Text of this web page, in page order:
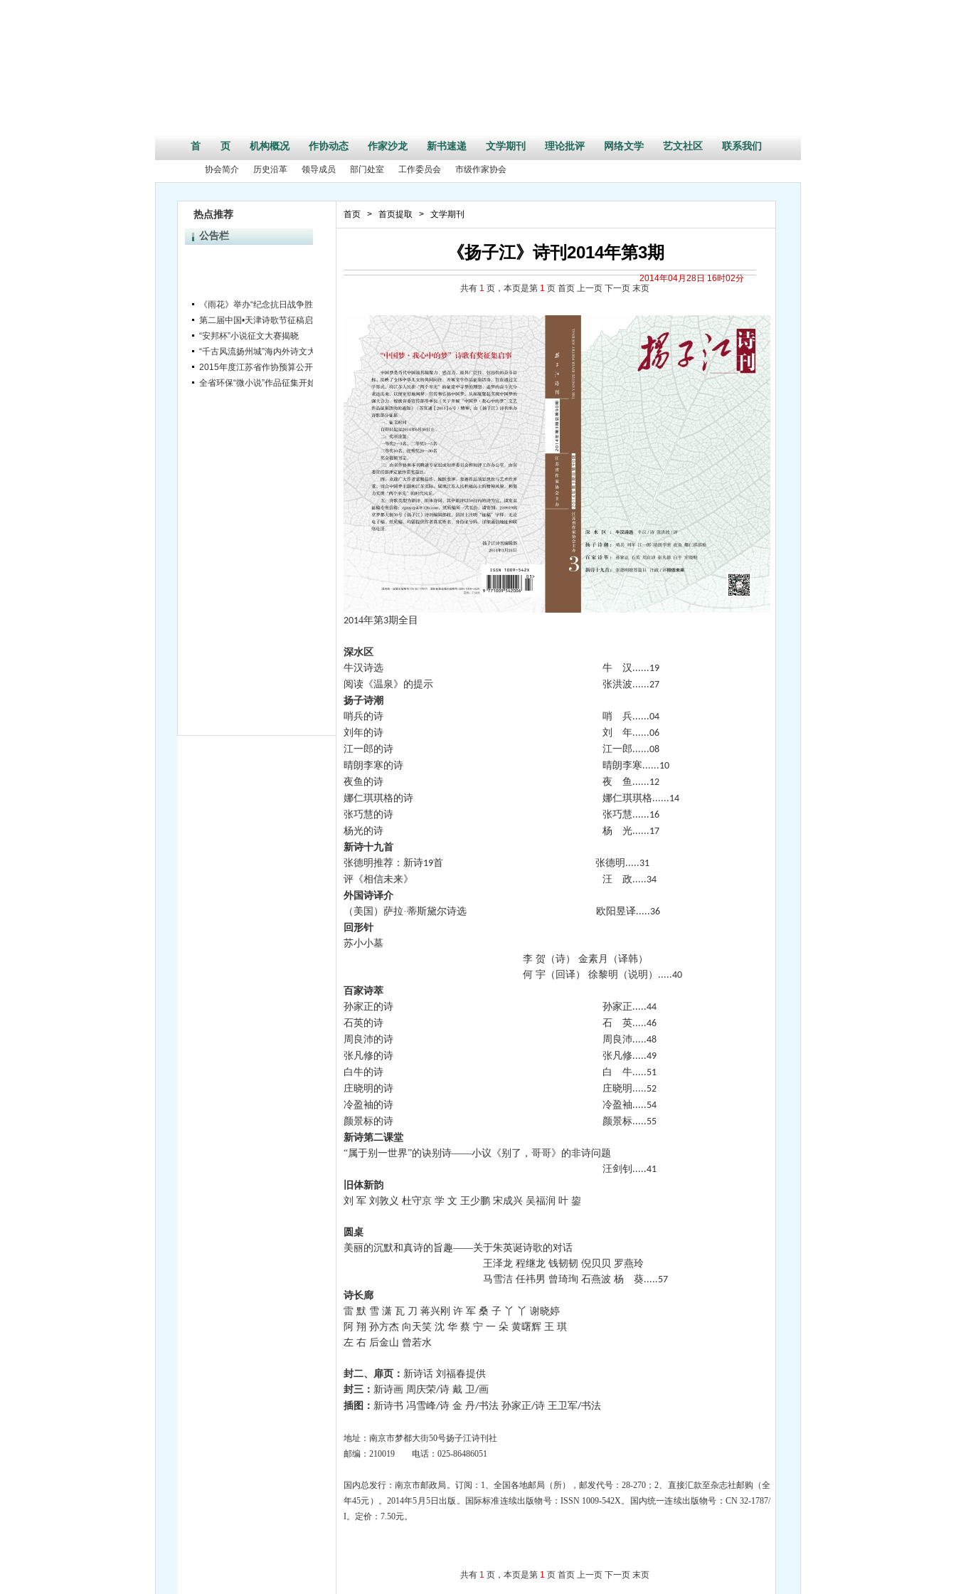
首 页 机构概况 作协动态 作家沙龙 新书速递 文学期刊 理论批评 网络文学 艺文社区 联系我们
协会简介 历史沿革 领导成员 部门处室 工作委员会 市级作家协会
热点推荐
公告栏
第二届中国•天津诗歌节征稿启事
“安邦杯”小说征文大赛揭晓
宿迁市文学院引进高层次文学人才简章（第2号）
首页 > 首页提取 > 文学期刊
《扬子江》诗刊2014年第3期
2014年04月28日 16时02分
共有 1 页，本页是第 1 页 首页 上一页 下一页 末页
2014年第3期全目
深水区
牛汉诗选 牛 汉 ......19
阅读《温泉》的提示 张洪波......27
扬子诗潮
哨兵的诗 哨 兵......04
刘年的诗 刘 年......06
江一郎的诗 江一郎......08
晴朗李寒的诗 晴朗李寒......10
夜鱼的诗 夜 鱼 ......12
娜仁琪琪格的诗 娜仁琪琪格......14
张巧慧的诗 张巧慧......16
杨光的诗 杨 光......17
新诗十九首
张德明推荐：新诗19首 张德明 .....31
评《相信未来》 汪 政.....34
外国诗译介
（美国）萨拉·蒂斯黛尔诗选 欧阳昱译.....36
回形针
苏小小墓
李 贺（诗） 金素月（译韩）
何 宇（回译） 徐黎明（说明） .....40
百家诗萃
孙家正的诗 孙家正.....44
石英的诗 石 英.....46
周良沛的诗 周良沛.....48
张凡修的诗 张凡修.....49
白牛的诗 白 牛.....51
庄晓明的诗 庄晓明 .....52
冷盈袖的诗 冷盈袖.....54
颜景标的诗 颜景标.....55
新诗第二课堂
“属于别一世界”的诀别诗——小议《别了，哥哥》的非诗问题
汪剑钊 .....41
旧体新韵
刘 军 刘敦义 杜守京 学 文 王少鹏 宋成兴 吴福润 叶 鋆
圆桌
美丽的沉默和真诗的旨趣——关于朱英诞诗歌的对话
王泽龙 程继龙 钱韧韧 倪贝贝 罗燕玲
马雪洁 任祎男 曾琦珣 石燕波 杨 葵.....57
诗长廊
雷 默 雪 潇 瓦 刀 蒋兴刚 许 军 桑 子 丫 丫 谢晓婷
阿 翔 孙方杰 向天笑 沈 华 蔡 宁 一 朵 黄曙辉 王 琪
左 右 后金山 曾若水
封二、扉页： 新诗话 刘福春提供
封三： 新诗画 周庆荣/诗 戴 卫/画
插图： 新诗书 冯雪峰/诗 金 丹/书法 孙家正/诗 王卫军/书法
地址：南京市梦都大街50号扬子江诗刊社
邮编： 210019 电话： 025-86486051
国内总发行：南京市邮政局。订阅： 1、全国各地邮局（所），邮发代号：28-270 ；2、直接汇款至杂志社邮购（全
年45元）。2014年5 月 5日出版。国际标准连续出版物号：ISSN 1009-542X。国内统一连续出版物号： CN 32-1787/
I。定价： 7.50元。
共有 1 页，本页是第 1 页 首页 上一页 下一页 末页